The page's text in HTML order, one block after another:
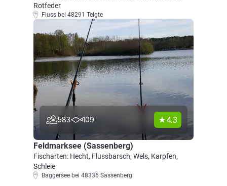
Rotfeder
Fluss bei 48291 Telgte
583 109 4.3
Feldmarksee (Sassenberg)
Fischarten: Hecht, Flussbarsch, Wels, Karpfen,
Schleie
Baggersee bei 48336 Sassenberg